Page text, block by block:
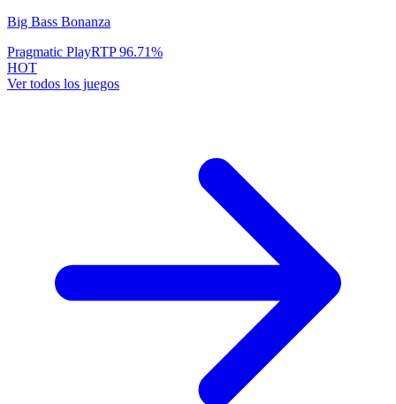
Big Bass Bonanza
Pragmatic PlayRTP96.71%
HOT
Ver todos los juegos